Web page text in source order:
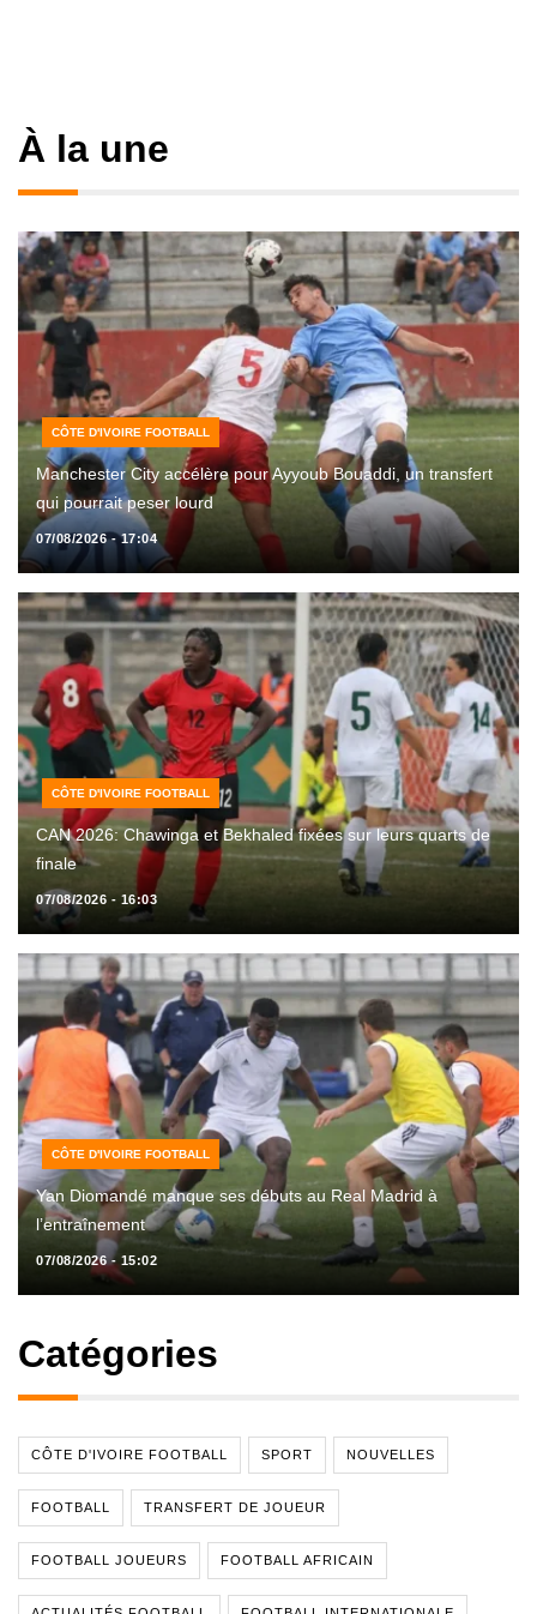
À la une
CÔTE D'IVOIRE FOOTBALL
Manchester City accélère pour Ayyoub Bouaddi, un transfert
qui pourrait peser lourd
07/08/2026 - 17:04
CÔTE D'IVOIRE FOOTBALL
CAN 2026: Chawinga et Bekhaled fixées sur leurs quarts de
finale
07/08/2026 - 16:03
CÔTE D'IVOIRE FOOTBALL
Yan Diomandé manque ses débuts au Real Madrid à
l’entraînement
07/08/2026 - 15:02
Catégories
CÔTE D'IVOIRE FOOTBALL SPORT NOUVELLES
FOOTBALL TRANSFERT DE JOUEUR
FOOTBALL JOUEURS FOOTBALL AFRICAIN